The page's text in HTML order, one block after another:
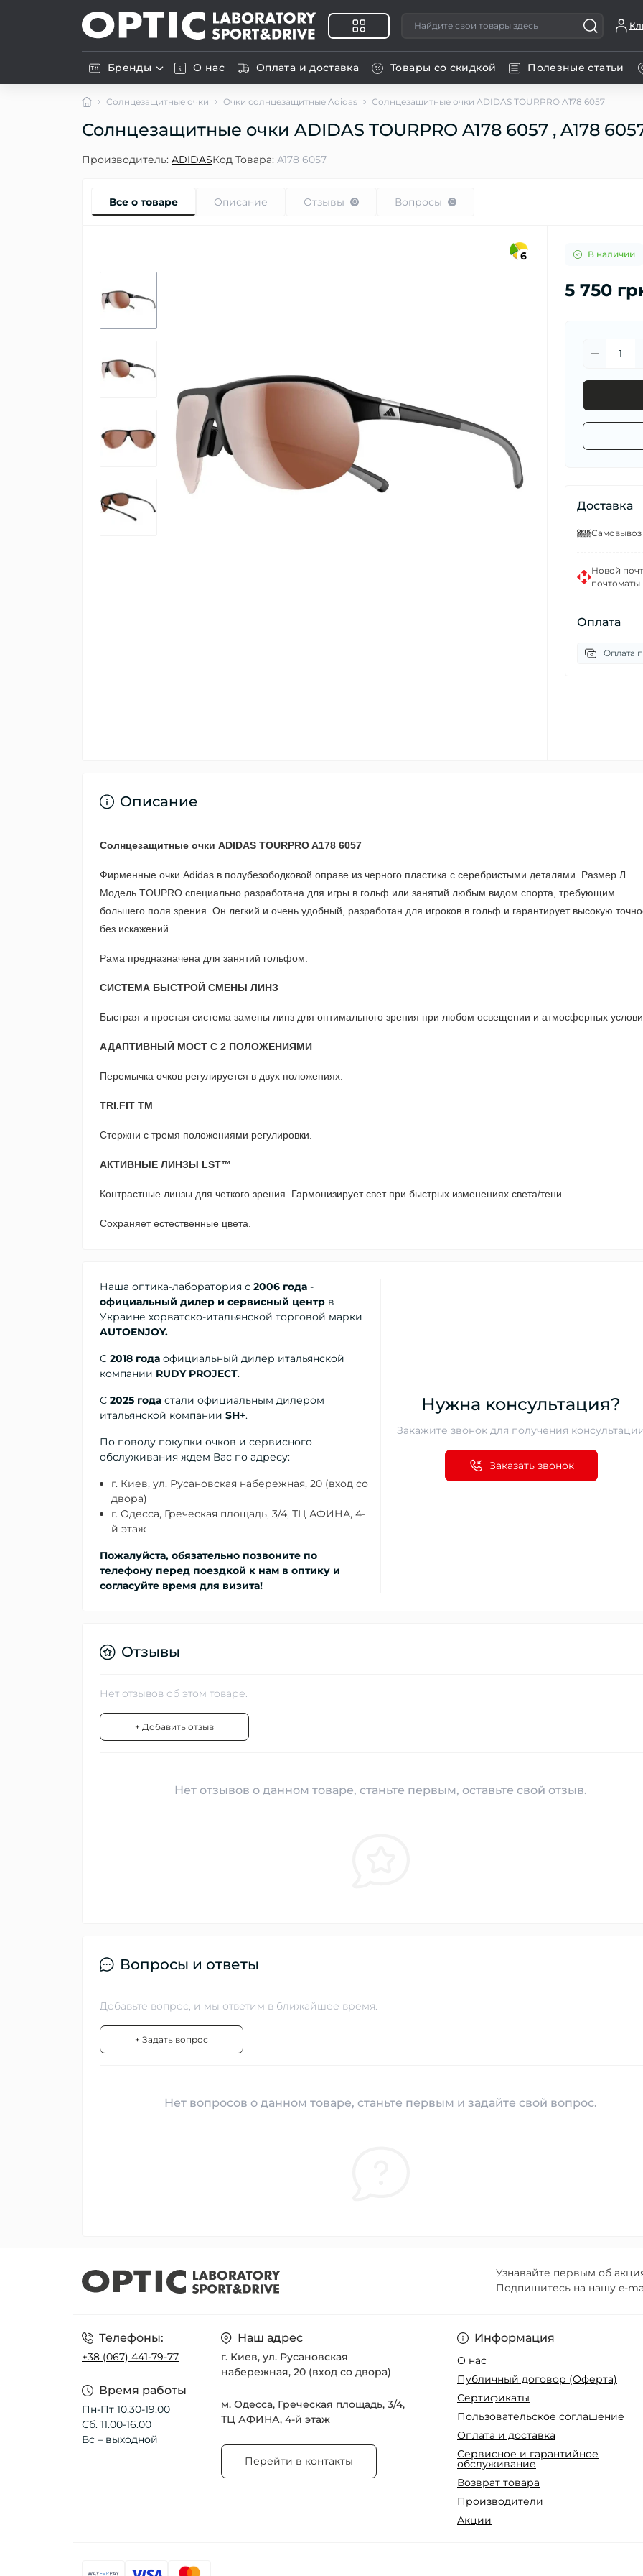
Бренды О нас Оплата и доставка Товары со скидкой Полезные статьи
Солнцезащитные очки Очки солнцезащитные Adidas Солнцезащитные очки ADIDAS TOURPRO A178 6057
Солнцезащитные очки ADIDAS TOURPRO A178 6057 , A178
Производитель: ADIDASКод Товара: A178 6057
Все о товаре Описание Отзывы 0 Вопросы 0
6 В наличии
5 750
Доставка
Самовывоз
Новой
почтоматы
Оплата
Оплата
Описание
Солнцезащитные очки ADIDAS TOURPRO A178 6057
Фирменные очки Adidas в полубезободковой оправе из черного пластика с серебристыми деталями. Размер Л.
Модель TOUPRO специально разработана для игры в гольф или занятий любым видом спорта, требующим
большего поля зрения. Он легкий и очень удобный, разработан для игроков в гольф и гарантирует высокую
без искажений.
Рама предназначена для занятий гольфом.
СИСТЕМА БЫСТРОЙ СМЕНЫ ЛИНЗ
Быстрая и простая система замены линз для оптимального зрения при любом освещении и атмосферных
АДАПТИВНЫЙ МОСТ С 2 ПОЛОЖЕНИЯМИ
Перемычка очков регулируется в двух положениях.
TRI.FIT TM
Стержни с тремя положениями регулировки.
АКТИВНЫЕ ЛИНЗЫ LST™
Контрастные линзы для четкого зрения. Гармонизирует свет при быстрых изменениях света/тени.
Сохраняет естественные цвета.
Наша оптика-лаборатория с 2006 года -
официальный дилер и сервисный центр в
Украине хорватско-итальянской торговой марки
AUTOENJOY.
С 2018 года официальный дилер итальянской
компании RUDY PROJECT.
С 2025 года стали официальным дилером
итальянской компании SH+.
По поводу покупки очков и сервисного
обслуживания ждем Вас по адресу:
г. Киев, ул. Русановская набережная, 20 (вход со
двора)
г. Одесса, Греческая площадь, 3/4, ТЦ АФИНА, 4-
й этаж
Пожалуйста, обязательно позвоните по
телефону перед поездкой к нам в оптику и
согласуйте время для визита!
Нужна консультация?
Закажите звонок для получения
Заказать звонок
Отзывы
Нет отзывов об этом товаре.
+ Добавить отзыв
Нет отзывов о данном товаре, станьте первым, оставьте свой отзыв.
Вопросы и ответы
Добавьте вопрос, и мы ответим в ближайшее время.
+ Задать вопрос
Нет вопросов о данном товаре, станьте первым и задайте свой вопрос.
Узнавайте первым об
Подпишитесь на нашу e-
Телефоны:
+38 (067) 441-79-77
Время работы
Пн-Пт 10.30-19.00
Сб. 11.00-16.00
Вс – выходной
Наш адрес
г. Киев, ул. Русановская
набережная, 20 (вход со двора)
м. Одесса, Греческая площадь, 3/4,
ТЦ АФИНА, 4-й этаж
Перейти в контакты
Информация
О нас
Публичный договор (Оферта)
Сертификаты
Пользовательское соглашение
Оплата и доставка
Сервисное и гарантийное
обслуживание
Возврат товара
Производители
Акции